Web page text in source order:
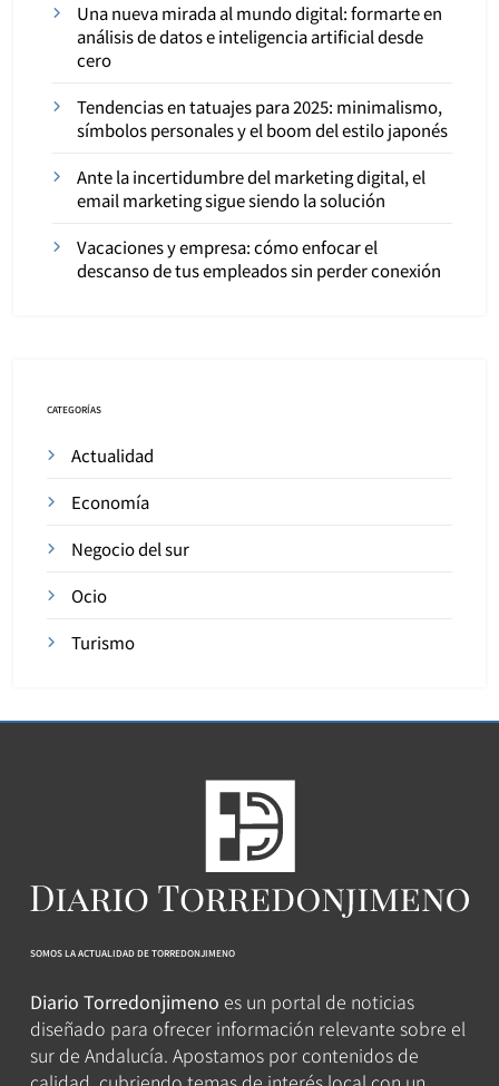
Una nueva mirada al mundo digital: formarte en
análisis de datos e inteligencia artificial desde
cero
Tendencias en tatuajes para 2025: minimalismo,
símbolos personales y el boom del estilo japonés
Ante la incertidumbre del marketing digital, el
email marketing sigue siendo la solución
Vacaciones y empresa: cómo enfocar el
descanso de tus empleados sin perder conexión
CATEGORÍAS
Actualidad
Economía
Negocio del sur
Ocio
Turismo
SOMOS LA ACTUALIDAD DE TORREDONJIMENO
Diario Torredonjimeno es un portal de noticias
diseñado para ofrecer información relevante sobre el
sur de Andalucía. Apostamos por contenidos de